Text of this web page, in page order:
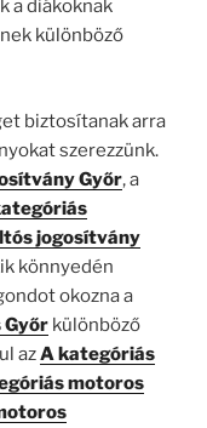
a diákoknak
különböző
biztosítanak arra
szerezzünk.
Győr, a
jogosítvány
könnyedén
okozna a
Győr különböző
azA kategóriás
motoros